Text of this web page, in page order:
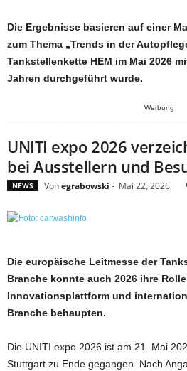
Die Ergebnisse basieren auf einer
zum Thema „Trends in der
Tankstellenkette HEM im Mai 2026
Jahren durchgeführt wurde.
Werbung
UNITI expo 2026
bei Ausstellern und
NEWS Vonegrabowski - Mai 22, 2026
Die europäische Leitmesse der
Branche konnte auch 2026 ihre
Innovationsplattform und
Branche behaupten.
Die UNITI expo 2026 ist am 21. Mai
Stuttgart zu Ende gegangen. Nach